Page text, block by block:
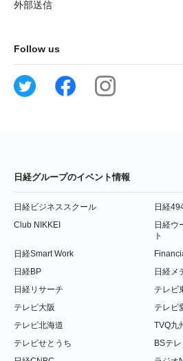
外部送信
Follow us
日経グループのイベント情報
日経ビジネススクール
日経
Club NIKKEI
日経ウ
ト
日経Smart Work
日経BP
日経メ
日経リサーチ
テレビ
テレビ大阪
テレビ
テレビ北海道
TVQ九
テレビせとうち
BSテ